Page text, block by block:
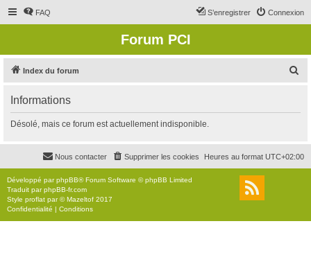
FAQ Connexion
S’enregistrer
Forum PCI
Index du forum
r
c
r
Informations
Désolé, mais ce forum est actuellement indisponible.
Heures au format UTC+02:00
Supprimer les cookies
Nous contacter
Développé parphpBB® Forum Software © phpBB Limited
Traduit parphpBB-fr.com
Style proflat par ©Mazeltof 2017
Confidentialité | Conditions